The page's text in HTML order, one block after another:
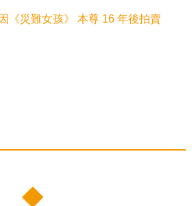
《災難女孩》 本尊 16 年後拍賣